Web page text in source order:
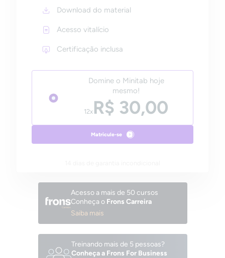
Download do material
Acesso vitalício
Certificação inclusa
Domine o Minitab hoje
mesmo!
12x R$ 30,00
Matricule-se
Acesso a mais de 50 cursos
Conheça o Frons Carreira
Saiba mais
Treinando mais de 5 pessoas?
Conheça a Frons For Business